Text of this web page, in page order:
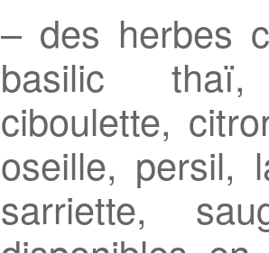
– des herbes
basilic thaï,
ciboulette,
oseille, persil,
sarriette,